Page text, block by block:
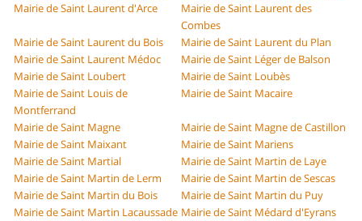
Mairie de Saint Laurent d'Arce
Mairie de Saint Laurent des
Combes
Mairie de Saint Laurent du Bois
Mairie de Saint Laurent du Plan
Mairie de Saint Laurent Médoc
Mairie de Saint Léger de Balson
Mairie de Saint Loubert
Mairie de Saint Loubès
Mairie de Saint Louis de
Montferrand
Mairie de Saint Macaire
Mairie de Saint Magne
Mairie de Saint Magne de Castillon
Mairie de Saint Maixant
Mairie de Saint Mariens
Mairie de Saint Martial
Mairie de Saint Martin de Laye
Mairie de Saint Martin de Lerm
Mairie de Saint Martin de Sescas
Mairie de Saint Martin du Bois
Mairie de Saint Martin du Puy
Mairie de Saint Martin Lacaussade Mairie de Saint Médard d'Eyrans